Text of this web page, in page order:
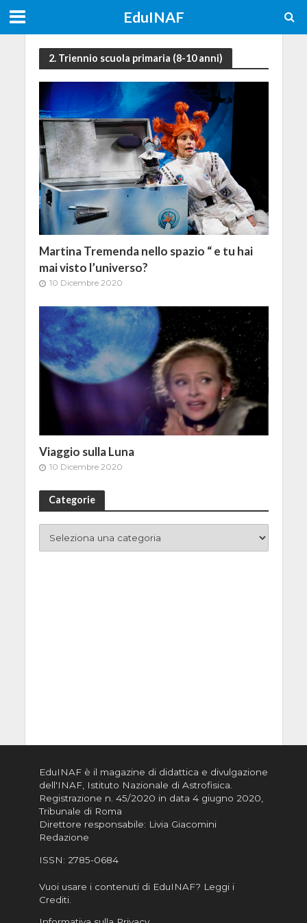
EduINAF
2. Triennio scuola primaria (8-10 anni)
Martina Tremenda nello spazio “ e tu hai
mai visto l’universo?
10 Dicembre 2020
Viaggio sulla Luna
10 Dicembre 2020
Categorie
EduINAF è il magazine di didattica e divulgazione
dell'INAF, Istituto Nazionale di Astrofisica
Registrazione n. 45/2020 in data 4 giugno 2020,
Tribunale di Roma
Direttore responsabile: Livia Giacomini
Redazione
ISSN: 2785-0684
Vuoi usare i contenuti di EduINAF? Leggi i
Crediti.